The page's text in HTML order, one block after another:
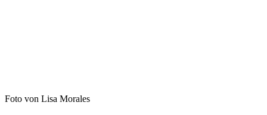
Foto von Lisa Morales